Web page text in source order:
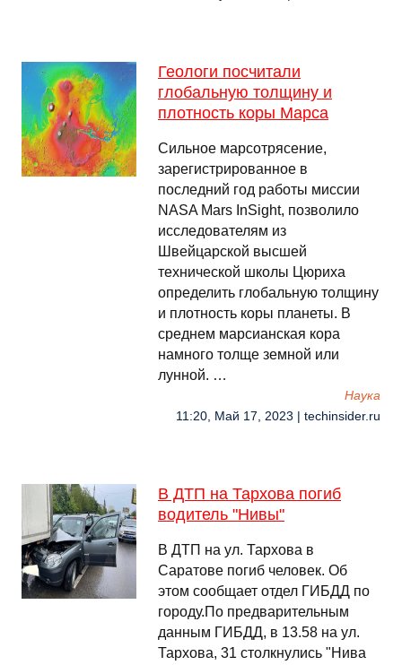
Геологи посчитали
глобальную толщину и
плотность коры Марса
Сильное марсотрясение,
зарегистрированное в
последний год работы миссии
NASA Mars InSight, позволило
исследователям из
Швейцарской высшей
технической школы Цюриха
определить глобальную толщину
и плотность коры планеты. В
среднем марсианская кора
намного толще земной или
лунной. …
Наука
11:20, Май 17, 2023 | techinsider.ru
В ДТП на Тархова погиб
водитель "Нивы"
В ДТП на ул. Тархова в
Саратове погиб человек. Об
этом сообщает отдел ГИБДД по
городу.По предварительным
данным ГИБДД, в 13.58 на ул.
Тархова, 31 столкнулись "Нива